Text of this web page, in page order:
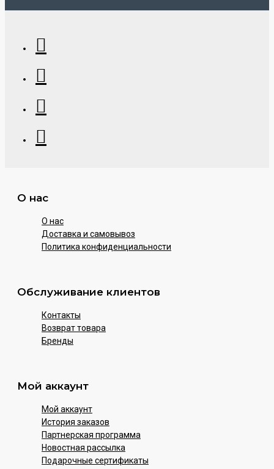
О нас
О нас
Доставка и самовывоз
Политика конфиденциальности
Обслуживание клиентов
Контакты
Возврат товара
Бренды
Мой аккаунт
Мой аккаунт
История заказов
Партнерская программа
Новостная рассылка
Подарочные сертификаты